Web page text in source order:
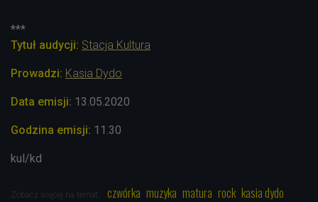
***
Tytuł audycji: Stacja Kultura
Prowadzi: Kasia Dydo
Data emisji: 13.05 .2020
Godzina emisji: 11.30
kul/kd
Zobacz więcej na temat: czwórka muzyka matura rock kasia dydo